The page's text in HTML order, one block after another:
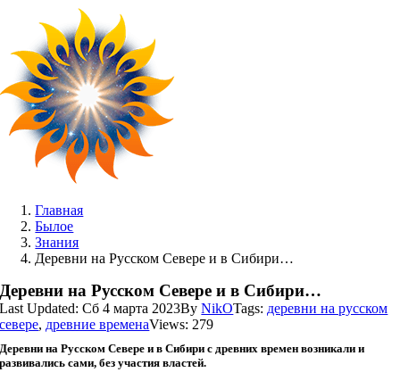
content
Главная
Былое
Знания
Деревни на Русском Севере и в Сибири…
Деревни на Русском Севере и в Сибири…
Last Updated: Сб 4 марта 2023ByNikOTags: деревни на русском
севере, древние временаViews: 279
Деревни на Русском Севере и в Сибири с древних времен возникали и
развивались сами, без участия властей.